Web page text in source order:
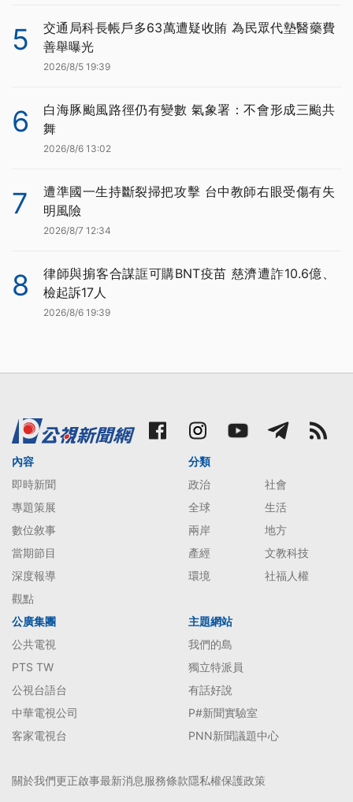
5
交通局科長帳戶多63萬遭疑收賄 為民眾代墊醫藥費
善舉曝光
2026/8/5 19:39
6
白海豚颱風路徑仍有變數 氣象署：不會形成三颱共
舞
2026/8/6 13:02
7
遭準國一生持斷裂掃把攻擊 台中教師右眼受傷有失
明風險
2026/8/7 12:34
8
律師與掮客合謀誆可購BNT疫苗 慈濟遭詐10.6億、
檢起訴17人
2026/8/6 19:39
內容
即時新聞
專題策展
數位敘事
當期節目
深度報導
觀點
分類
政治
社會
全球
生活
兩岸
地方
產經
文教科技
環境
社福人權
公廣集團
公共電視
PTS TW
公視台語台
中華電視公司
客家電視台
主題網站
我們的島
獨立特派員
有話好說
P#新聞實驗室
PNN新聞議題中心
關於我們更正啟事最新消息服務條款隱私權保護政策